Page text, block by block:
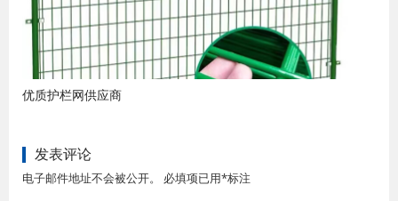
优质护栏网供应商
发表评论
电子邮件地址不会被公开。 必填项已用*标注